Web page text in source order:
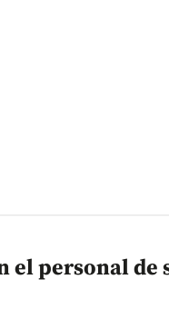
el personal de